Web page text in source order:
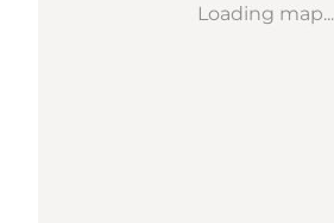
Loading map...